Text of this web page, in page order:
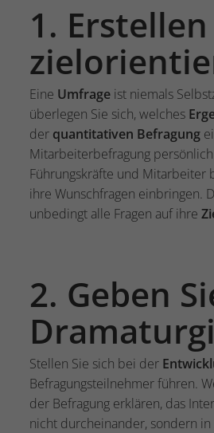
1.
Eine Umfrage ist niemals
überlegen Sie sich, welches
der quantitativen Befragung
Mitarbeiterbefragung
Führungskräfte und Mitarbeiter
ihre Wunschfragen einbringen.
unbedingt alle Fragen auf ihre
2. Geben
Stellen Sie sich bei der
Befragungsteilnehmer führen.
der Befragung erklären, das
nicht durcheinander, sondern